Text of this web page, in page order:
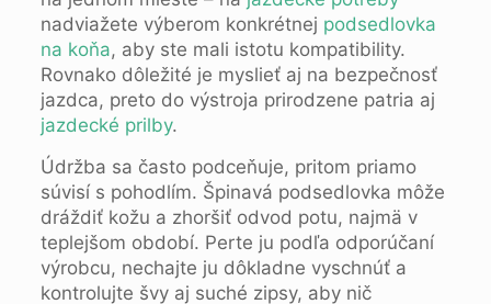
nadviažete výberom konkrétnej podsedlovka
na koňa, aby ste mali istotu kompatibility.
Rovnako dôležité je myslieť aj na bezpečnosť
jazdca, preto do výstroja prirodzene patria aj
jazdecké prilby.
Údržba sa často podceňuje, pritom priamo
súvisí s pohodlím. Špinavá podsedlovka môže
dráždiť kožu a zhoršiť odvod potu, najmä v
teplejšom období. Perte ju podľa odporúčaní
výrobcu, nechajte ju dôkladne vyschnúť a
kontrolujte švy aj suché zipsy, aby nič